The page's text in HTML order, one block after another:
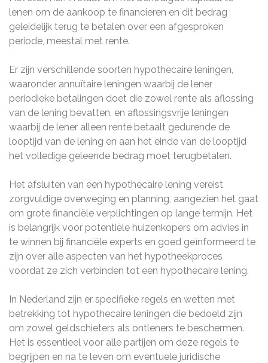
lenen om de aankoop te financieren en dit bedrag
geleidelijk terug te betalen over een afgesproken
periode, meestal met rente.
Er zijn verschillende soorten hypothecaire leningen,
waaronder annuïtaire leningen waarbij de lener
periodieke betalingen doet die zowel rente als aflossing
van de lening bevatten, en aflossingsvrije leningen
waarbij de lener alleen rente betaalt gedurende de
looptijd van de lening en aan het einde van de looptijd
het volledige geleende bedrag moet terugbetalen.
Het afsluiten van een hypothecaire lening vereist
zorgvuldige overweging en planning, aangezien het gaat
om grote financiële verplichtingen op lange termijn. Het
is belangrijk voor potentiële huizenkopers om advies in
te winnen bij financiële experts en goed geïnformeerd te
zijn over alle aspecten van het hypotheekproces
voordat ze zich verbinden tot een hypothecaire lening.
In Nederland zijn er specifieke regels en wetten met
betrekking tot hypothecaire leningen die bedoeld zijn
om zowel geldschieters als ontleners te beschermen.
Het is essentieel voor alle partijen om deze regels te
begrijpen en na te leven om eventuele juridische